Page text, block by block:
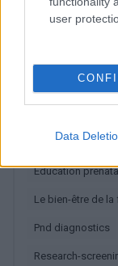
user
Data
Sujets
éducation
Le bien-être de
Pnd diagnostics
Research-